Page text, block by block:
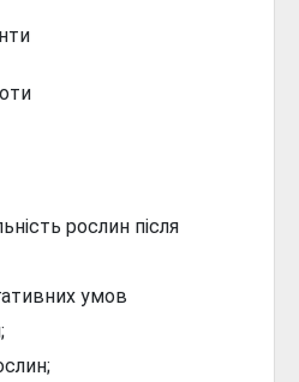
рослин після
умов